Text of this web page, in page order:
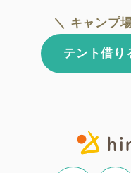
＼ キャンプ
テント借